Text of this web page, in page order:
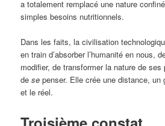
a totalement remplacé une nature
simples besoins nutritionnels.
Dans les faits, la civilisation
en train d’absorber l’humanité en nous,
modifier, de transformer la nature de
dese penser. Elle crée une distance, un
et le réel.